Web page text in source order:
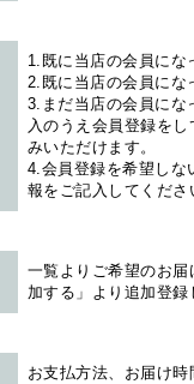
1.既に当店の会員にな
2.既に当店の会員にな
3.まだ当店の会員にな
入のうえ会員登録を
みいただけます。
4.会員登録を希望しな
報をご記入してくださ
一覧よりご希望のお
加する」より追加登
お支払方法、お届け